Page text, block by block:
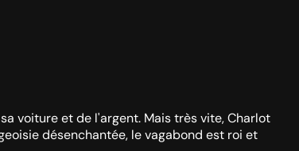
voiture et de l'argent. Mais très vite, Charlot
désenchantée, le vagabond est roi et